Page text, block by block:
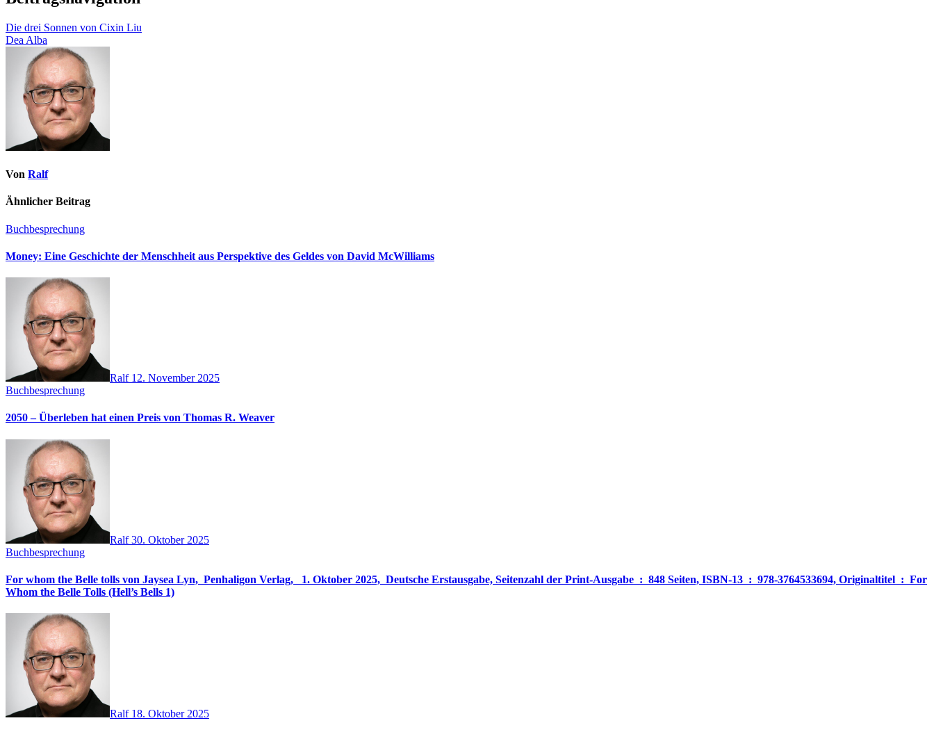
Die drei Sonnen von Cixin Liu
Dea Alba
Von Ralf
Ähnlicher Beitrag
Buchbesprechung
Money: Eine Geschichte der Menschheit aus Perspektive des Geldes von David McWilliams
Ralf 12. November 2025
Buchbesprechung
2050 – Überleben hat einen Preis von Thomas R. Weaver
Ralf30. Oktober 2025
Buchbesprechung
For whom the Belle tolls von Jaysea Lyn, ‎ Penhaligon Verlag, ‎ 1. Oktober 2025, ‎ Deutsche Erstausgabe, Seitenzahl der Print-Ausgabe ‏ : ‎ 848 Seiten, ISBN-13 ‏ : ‎ 978-3764533694, Originaltitel ‏ : ‎ For
Whom the Belle Tolls (Hell’s Bells 1)
Ralf 18. Oktober 2025